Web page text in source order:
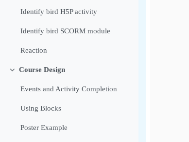
Identify bird H5P activity
Identify bird SCORM module
Reaction
Course Design
Events and Activity Completion
Using Blocks
Poster Example